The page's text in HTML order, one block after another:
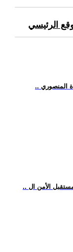
الرئيسي
المنصوري
الأمن ال